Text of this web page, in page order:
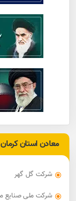
معادن استان کرمان
شرکت گل گهر
شرکت ملی صنایع